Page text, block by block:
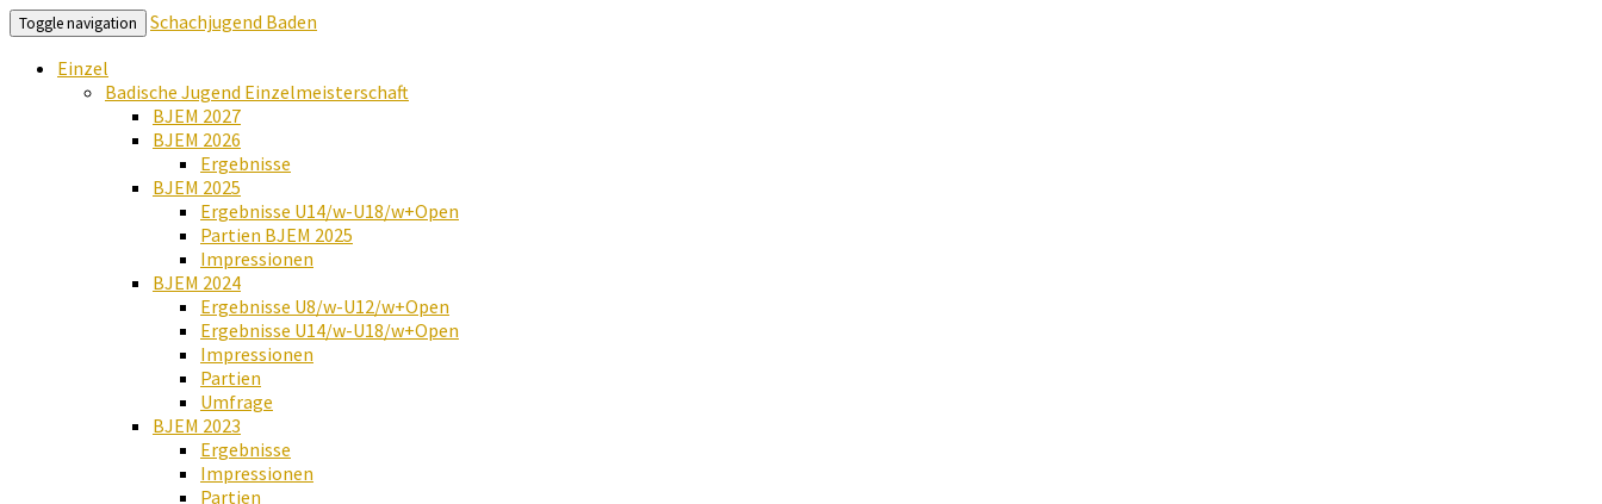
Toggle navigation
Schachjugend Baden
Einzel
Badische Jugend Einzelmeisterschaft
BJEM 2027
BJEM 2026
Ergebnisse
BJEM 2025
Ergebnisse U14/w-U18/w+Open
Partien BJEM 2025
Impressionen
BJEM 2024
Ergebnisse U8/w-U12/w+Open
Ergebnisse U14/w-U18/w+Open
Impressionen
Partien
Umfrage
BJEM 2023
Ergebnisse
Impressionen
Partien